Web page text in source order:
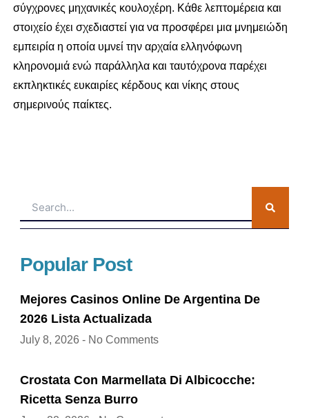
σύγχρονες μηχανικές κουλοχέρη. Κάθε λεπτομέρεια και
στοιχείο έχει σχεδιαστεί για να προσφέρει μια μνημειώδη
εμπειρία η οποία υμνεί την αρχαία ελληνόφωνη
κληρονομιά ενώ παράλληλα και ταυτόχρονα παρέχει
εκπληκτικές ευκαιρίες κέρδους και νίκης στους
σημερινούς παίκτες.
Popular Post
Mejores Casinos Online De Argentina De
2026 Lista Actualizada
July 8, 2026 No Comments
Crostata Con Marmellata Di Albicocche:
Ricetta Senza Burro